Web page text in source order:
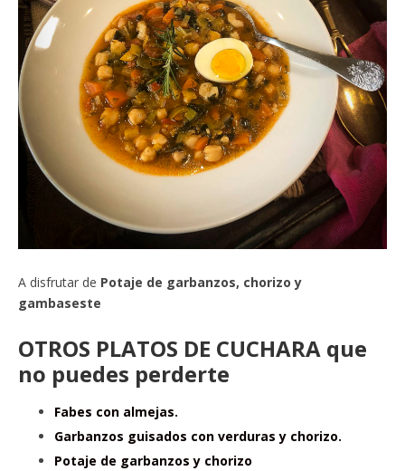
A disfrutar de Potaje de garbanzos, chorizo y
gambaseste
OTROS PLATOS DE CUCHARA que
no puedes perderte
Fabes con almejas.
Garbanzos guisados con verduras y chorizo.
Potaje de garbanzos y chorizo